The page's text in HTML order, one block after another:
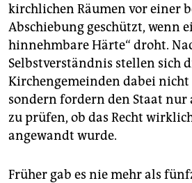
kirchlichen Räumen vor einer
Abschiebung geschützt, wenn
hinnehmbare Härte“ droht.
Selbstverständnis stellen sich
Kirchengemeinden dabei nicht
sondern fordern den Staat nur
zu prüfen, ob das Recht
angewandt wurde.
Früher gab es nie mehr als